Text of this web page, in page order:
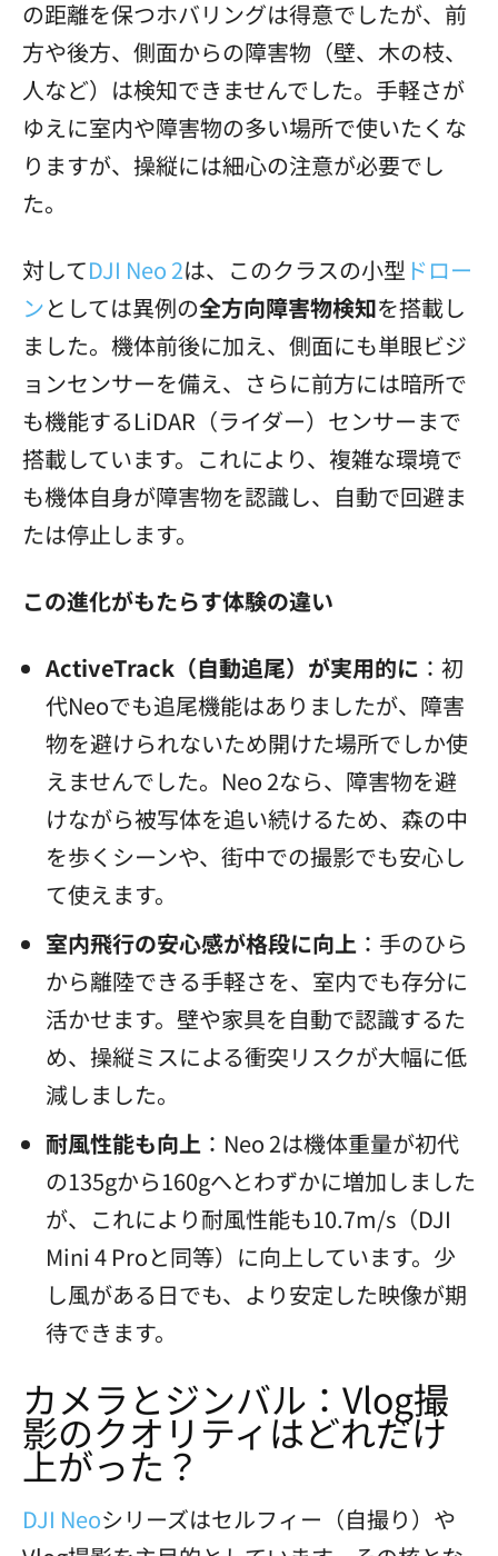
の距離を保つホバリングは得意でしたが、前
方や後方、側面からの障害物（壁、木の枝、
人など）は検知できませんでした。手軽さが
ゆえに室内や障害物の多い場所で使いたくな
りますが、操縦には細心の注意が必要でし
た。
対してDJI Neo 2は、このクラスの小型 ドロー
ンとしては異例の全方向障害物検知を搭載し
ました。機体前後に加え、側面にも単眼ビジ
ョンセンサーを備え、さらに前方には暗所で
も機能するLiDAR（ライダー）センサーまで
搭載しています。これにより、複雑な環境で
も機体自身が障害物を認識し、自動で回避ま
たは停止します。
この進化がもたらす体験の違い
ActiveTrack（自動追尾）が実用的に ：初
代Neoでも追尾機能はありましたが、障害
物を避けられないため開けた場所でしか使
えませんでした。Neo 2なら、障害物を避
けながら被写体を追い続けるため、森の中
を歩くシーンや、街中での撮影でも安心し
て使えます。
室内飛行の安心感が格段に向上 ：手のひら
から離陸できる手軽さを、室内でも存分に
活かせます。壁や家具を自動で認識するた
め、操縦ミスによる衝突リスクが大幅に低
減しました。
耐風性能も向上 ：Neo 2は機体重量が初代
の135gから160gへとわずかに増加しました
が、これにより耐風性能も10.7m/s（DJI
Mini 4 Proと同等）に向上しています。少
し風がある日でも、より安定した映像が期
待できます。
カメラとジンバル：Vlog撮
影のクオリティはどれだけ
上がった？
DJI Neoシリーズはセルフィー（自撮り）や